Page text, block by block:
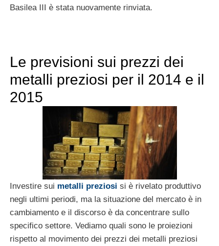
Basilea III è stata nuovamente rinviata.
Le previsioni sui prezzi dei
metalli preziosi per il 2014 e il
2015
Investire sui metalli preziosi si è rivelato produttivo
negli ultimi periodi, ma la situazione del mercato è in
cambiamento e il discorso è da concentrare sullo
specifico settore. Vediamo quali sono le proiezioni
rispetto al movimento dei prezzi dei metalli preziosi